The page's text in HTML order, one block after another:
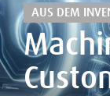
AUS DEM